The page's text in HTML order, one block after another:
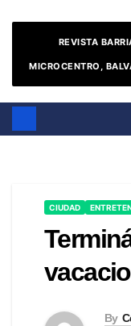
REVISTA
MICROCENTRO,
CIUDAD
By